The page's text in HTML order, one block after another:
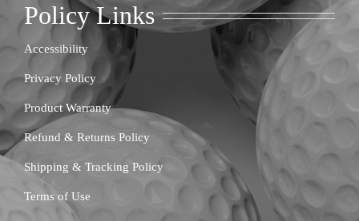
Policy Links
Accessibility
Privacy Policy
Product Warranty
Refund & Returns Policy
Shipping & Tracking Policy
Terms of Use